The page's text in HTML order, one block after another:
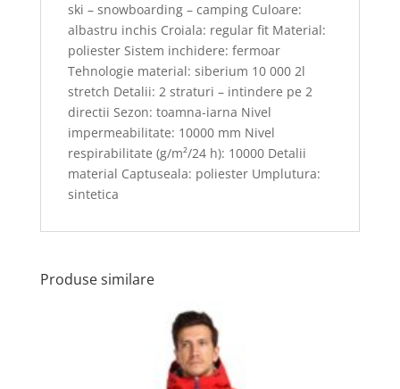
ski – snowboarding – camping Culoare:
albastru inchis Croiala: regular fit Material:
poliester Sistem inchidere: fermoar
Tehnologie material: siberium 10 000 2l
stretch Detalii: 2 straturi – intindere pe 2
directii Sezon: toamna-iarna Nivel
impermeabilitate: 10000 mm Nivel
respirabilitate (g/m²/24 h): 10000 Detalii
material Captuseala: poliester Umplutura:
sintetica
Produse similare